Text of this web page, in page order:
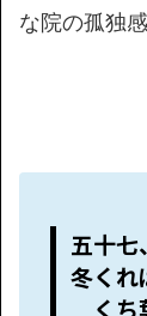
な院の孤独
五十七、
冬くれ
くち